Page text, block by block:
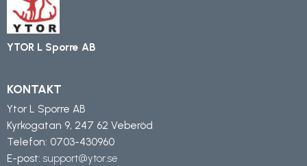
YTOR L Sporre AB
KONTAKT
Ytor L Sporre AB
Kyrkogatan 9, 247 62 Veberöd
Telefon: 0703-430960
E-post: support@ytor.se